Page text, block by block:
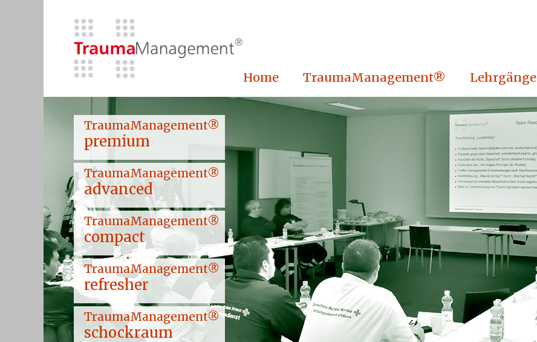
Home TraumaManagement® Lehrgänge
TraumaManagement®
premium
TraumaManagement®
advanced
TraumaManagement®
compact
TraumaManagement®
refresher
TraumaManagement®
schockraum